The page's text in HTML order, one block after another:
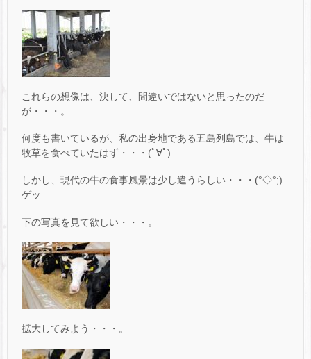
これらの想像は、決して、間違いではないと思ったのだ
が・・・。
何度も書いているが、私の出身地である五島列島では、牛は
牧草を食べていたはず・・・(ﾟ∀ﾟ)
しかし、現代の牛の食事風景は少し違うらしい・・・(°◇°;)
ゲッ
下の写真を見て欲しい・・・。
拡大してみよう・・・。